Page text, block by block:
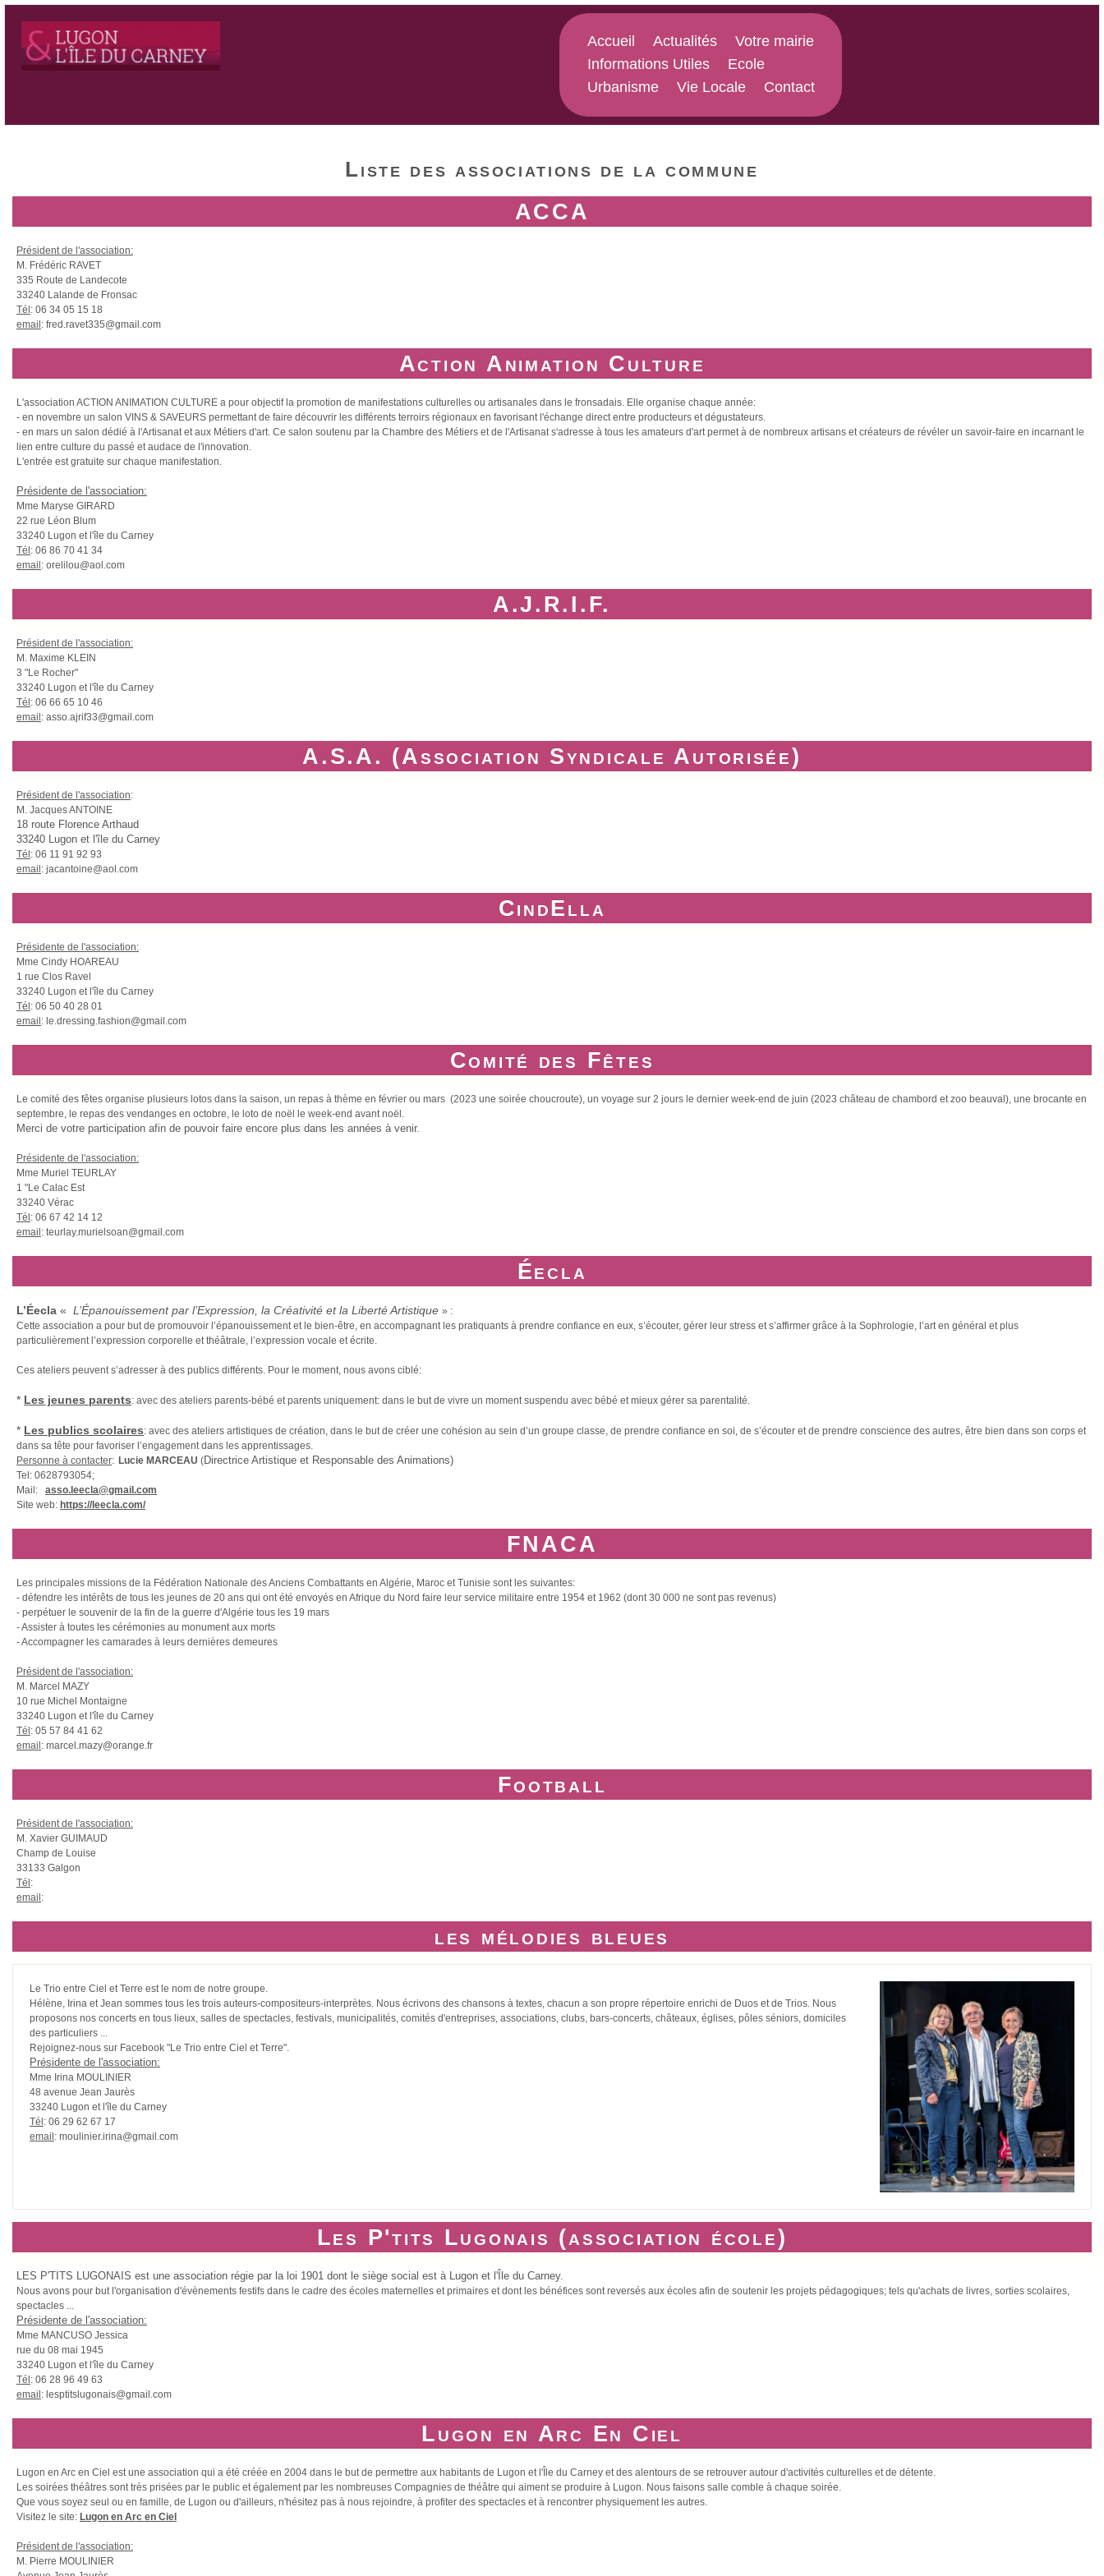
Accueil Actualités
Votre mairie
Informations Utiles
Ecole
Urbanisme
Vie Locale Contact
Liste des associations de la commune
ACCA
Président de l'association:
M. Frédéric RAVET
335 Route de Landecote
33240 Lalande de Fronsac
Tél : 06 34 05 15 18
email : fred.ravet335@gmail.com
Action Animation Culture
L'association ACTION ANIMATION CULTURE a pour objectif la promotion de manifestations culturelles ou artisanales dans le fronsadais. Elle organise chaque année:
- en novembre un salon VINS & SAVEURS permettant de faire découvrir les différents terroirs régionaux en favorisant l'échange direct entre producteurs et dégustateurs.
- en mars un salon dédié à l'Artisanat et aux Métiers d'art. Ce salon soutenu par la Chambre des Métiers et de l'Artisanat s'adresse à tous les amateurs d'art permet à de nombreux artisans et créateurs de révéler un savoir-faire en incarnant le
lien entre culture du passé et audace de l'innovation.
L'entrée est gratuite sur chaque manifestation.
Présidente de l'association:
Mme Maryse GIRARD
22 rue Léon Blum
33240 Lugon et l'île du Carney
Tél : 06 86 70 41 34
email : orelilou@aol.com
A.J.R.I.F.
Président de l'association:
M. Maxime KLEIN
3 "Le Rocher"
33240 Lugon et l'île du Carney
Tél : 06 66 65 10 46
email : asso.ajrif33@gmail.com
A.S.A. (Association Syndicale Autorisée)
Président de l'association:
M. Jacques ANTOINE
18 route Florence Arthaud
33240 Lugon et l'île du Carney
Tél : 06 11 91 92 93
email : jacantoine@aol.com
CindElla
Présidente de l'association:
Mme Cindy HOAREAU
1 rue Clos Ravel
33240 Lugon et l'île du Carney
Tél : 06 50 40 28 01
email : le.dressing.fashion@gmail.com
Comité des Fêtes
Le comité des fêtes organise plusieurs lotos dans la saison, un repas à thème en février ou mars (2023 une soirée choucroute), un voyage sur 2 jours le dernier week-end de juin (2023 château de chambord et zoo beauval), une brocante en
septembre, le repas des vendanges en octobre, le loto de noël le week-end avant noël.
Merci de votre participation afin de pouvoir faire encore plus dans les années à venir.
Présidente de l'association:
Mme Muriel TEURLAY
1 "Le Calac Est
33240 Vérac
Tél : 06 67 42 14 12
email : teurlay.murielsoan@gmail.com
Éecla
L’Éecla « L’Épanouissement par l’Expression, la Créativité et la Liberté Artistique » :
Cette association a pour but de promouvoir l’épanouissement et le bien-être, en accompagnant les pratiquants à prendre confiance en eux, s’écouter, gérer leur stress et s’affirmer grâce à la Sophrologie, l’art en général et plus
particulièrement l’expression corporelle et théâtrale, l’expression vocale et écrite.
Ces ateliers peuvent s’adresser à des publics différents. Pour le moment, nous avons ciblé:
* Les jeunes parents: avec des ateliers parents-bébé et parents uniquement: dans le but de vivre un moment suspendu avec bébé et mieux gérer sa parentalité.
* Les publics scolaires: avec des ateliers artistiques de création, dans le but de créer une cohésion au sein d’un groupe classe, de prendre confiance en soi, de s’écouter et de prendre conscience des autres, être bien dans son corps et
dans sa tête pour favoriser l’engagement dans les apprentissages.
Personne à contacter: Lucie MARCEAU (Directrice Artistique et Responsable des Animations)
Tel: 0628793054;
Mail: asso.leecla@gmail.com
Site web: https://leecla.com/
FNACA
Les principales missions de la Fédération Nationale des Anciens Combattants en Algérie, Maroc et Tunisie sont les suivantes:
- défendre les intérêts de tous les jeunes de 20 ans qui ont été envoyés en Afrique du Nord faire leur service militaire entre 1954 et 1962 (dont 30 000 ne sont pas revenus)
- perpétuer le souvenir de la fin de la guerre d'Algérie tous les 19 mars
- Assister à toutes les cérémonies au monument aux morts
- Accompagner les camarades à leurs dernières demeures
Président de l'association:
M. Marcel MAZY
10 rue Michel Montaigne
33240 Lugon et l'île du Carney
Tél : 05 57 84 41 62
email : marcel.mazy@orange.fr
Football
Président de l'association:
M. Xavier GUIMAUD
Champ de Louise
33133 Galgon
Tél :
email :
les mélodies bleues
Le Trio entre Ciel et Terre est le nom de notre groupe.
Hélène, Irina et Jean sommes tous les trois auteurs-compositeurs-interprètes. Nous écrivons des chansons à textes, chacun a son propre répertoire enrichi de Duos et de Trios. Nous
proposons nos concerts en tous lieux, salles de spectacles, festivals, municipalités, comités d'entreprises, associations, clubs, bars-concerts, châteaux, églises, pôles séniors, domiciles
des particuliers ...
Rejoignez-nous sur Facebook "Le Trio entre Ciel et Terre".
Présidente de l'association:
Mme Irina MOULINIER
48 avenue Jean Jaurès
33240 Lugon et l'île du Carney
Tél : 06 29 62 67 17
email : moulinier.irina@gmail.com
Les P'tits Lugonais (association école)
LES P'TITS LUGONAIS est une association régie par la loi 1901 dont le siège social est à Lugon et l'Île du Carney.
Nous avons pour but l'organisation d'évènements festifs dans le cadre des écoles maternelles et primaires et dont les bénéfices sont reversés aux écoles afin de soutenir les projets pédagogiques; tels qu'achats de livres, sorties scolaires,
spectacles ...
Présidente de l'association:
Mme MANCUSO Jessica
rue du 08 mai 1945
33240 Lugon et l'île du Carney
Tél : 06 28 96 49 63
email : lesptitslugonais@gmail.com
Lugon en Arc En Ciel
Lugon en Arc en Ciel est une association qui a été créée en 2004 dans le but de permettre aux habitants de Lugon et l'Île du Carney et des alentours de se retrouver autour d'activités culturelles et de détente.
Les soirées théâtres sont très prisées par le public et également par les nombreuses Compagnies de théâtre qui aiment se produire à Lugon. Nous faisons salle comble à chaque soirée.
Que vous soyez seul ou en famille, de Lugon ou d'ailleurs, n'hésitez pas à nous rejoindre, à profiter des spectacles et à rencontrer physiquement les autres.
Visitez le site: Lugon en Arc en Ciel
Président de l'association:
M. Pierre MOULINIER